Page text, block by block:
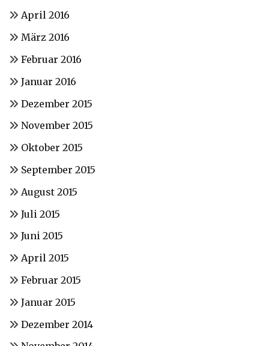
April 2016
März 2016
Februar 2016
Januar 2016
Dezember 2015
November 2015
Oktober 2015
September 2015
August 2015
Juli 2015
Juni 2015
April 2015
Februar 2015
Januar 2015
Dezember 2014